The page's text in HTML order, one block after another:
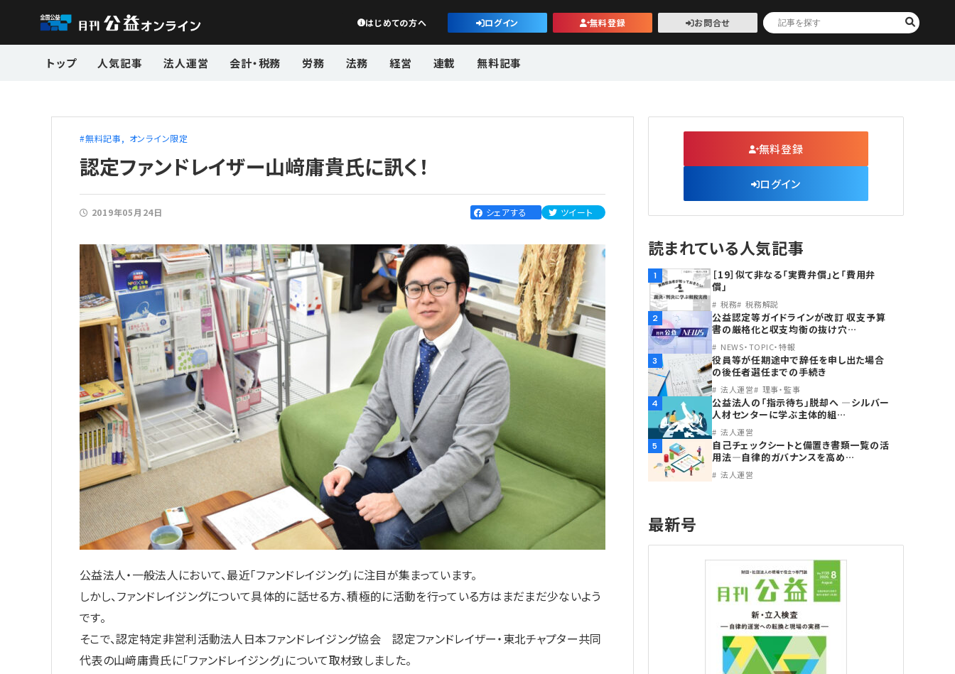
公益・一般法人オンライン
はじめての方へ ログイン 無料登録 お問合せ
トップ 人気記事 法人運営 会計・税務 労務 法務 経営 連載 無料記事
無料記事 オンライン限定
認定ファンドレイザー山﨑庸貴氏に訊く！
2019年05月24日 シェアする ツイート
公益法人・一般法人において、最近「ファンドレイジング」に注目が集まっています。
しかし、ファンドレイジングについて具体的に話せる方、積極的に活動を行っている方はまだまだ少ないよう
です。
そこで、認定特定非営利活動法人日本ファンドレイジング協会 認定ファンドレイザー・東北チャプター共同
代表の山﨑庸貴氏に「ファンドレイジング」について取材致しました。
無料登録
ログイン
読まれている人気記事
1
［19］似て非なる「実費弁償」と「費用弁
償」
税務 税務解説
2
公益認定等ガイドラインが改訂 収支予算
書の厳格化と収支均衡の抜け穴…
NEWS・TOPIC・特報
3
役員等が任期途中で辞任を申し出た場合
の後任者選任までの手続き
法人運営 理事・監事
4
公益法人の「指示待ち」脱却へ ―シルバー
人材センターに学ぶ主体的組…
法人運営
5
自己チェックシートと備置き書類一覧の活
用法―自律的ガバナンスを高め…
法人運営
最新号